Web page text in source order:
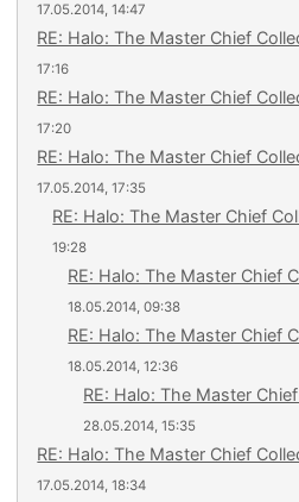
17.05.2014, 14:47
RE: Halo: The Master Chief
17:16
RE: Halo: The Master Chief
17:20
RE: Halo: The Master Chief
17.05.2014, 17:35
RE: Halo: The Master Chief
19:28
RE: Halo: The Master Chief
18.05.2014, 09:38
RE: Halo: The Master Chief
18.05.2014, 12:36
RE: Halo: The Master
28.05.2014, 15:35
RE: Halo: The Master Chief
17.05.2014, 18:34